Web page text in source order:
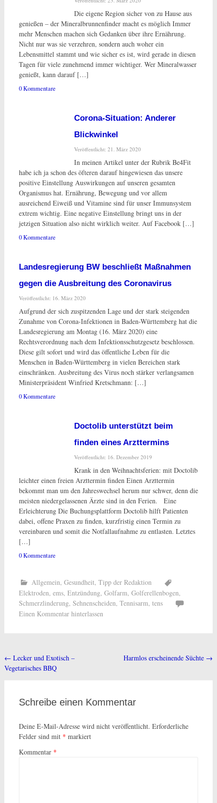
Die eigene Region sicher von zu Hause aus
genießen – der Mineralbrunnenfinder macht es möglich Immer
mehr Menschen machen sich Gedanken über ihre Ernährung.
Nicht nur was sie verzehren, sondern auch woher ein
Lebensmittel stammt und wie sicher es ist, wird gerade in diesen
Tagen für viele zunehmend immer wichtiger. Wer Mineralwasser
genießt, kann darauf […]
0 Kommentare
Corona-Situation: Anderer
Blickwinkel
Veröffentlicht: 21. März 2020
In meinen Artikel unter der Rubrik Be4Fit
habe ich ja schon des öfteren darauf hingewiesen das unsere
positive Einstellung Auswirkungen auf unseren gesamten
Organismus hat. Ernährung, Bewegung und vor allem
ausreichend Eiweiß und Vitamine sind für unser Immunsystem
extrem wichtig. Eine negative Einstellung bringt uns in der
jetzigen Situation also nicht wirklich weiter. Auf Facebook […]
0 Kommentare
Landesregierung BW beschließt Maßnahmen
gegen die Ausbreitung des Coronavirus
Veröffentlicht: 16. März 2020
Aufgrund der sich zuspitzenden Lage und der stark steigenden
Zunahme von Corona-Infektionen in Baden-Württemberg hat die
Landesregierung am Montag (16. März 2020) eine
Rechtsverordnung nach dem Infektionsschutzgesetz beschlossen.
Diese gilt sofort und wird das öffentliche Leben für die
Menschen in Baden-Württemberg in vielen Bereichen stark
einschränken. Ausbreitung des Virus noch stärker verlangsamen
Ministerpräsident Winfried Kretschmann: […]
0 Kommentare
Doctolib unterstützt beim
finden eines Arzttermins
Veröffentlicht: 16. Dezember 2019
Krank in den Weihnachtsferien: mit Doctolib
leichter einen freien Arzttermin finden Einen Arzttermin
bekommt man um den Jahreswechsel herum nur schwer, denn die
meisten niedergelassenen Ärzte sind in den Ferien. Eine
Erleichterung Die Buchungsplattform Doctolib hilft Patienten
dabei, offene Praxen zu finden, kurzfristig einen Termin zu
vereinbaren und somit die Notfallaufnahme zu entlasten. Letztes
[…]
0 Kommentare
Allgemein, Gesundheit, Tipp der Redaktion
Elektroden, ems, Entzündung, Golfarm, Golferellenbogen,
Schmerzlinderung, Sehnenscheiden, Tennisarm, tens
Einen Kommentar hinterlassen
Beitragsnavigation
← Lecker und Exotisch –
Vegetarisches BBQ
Harmlos erscheinende Süchte →
Schreibe einen Kommentar
Deine E-Mail-Adresse wird nicht veröffentlicht. Erforderliche
Felder sind mit * markiert
Kommentar *